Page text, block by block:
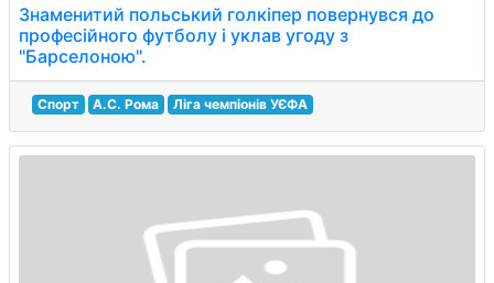
Знаменитий польський голкіпер повернувся до
професійного футболу і уклав угоду з
"Барселоною".
Спорт А.С. Рома Ліга чемпіонів УЄФА